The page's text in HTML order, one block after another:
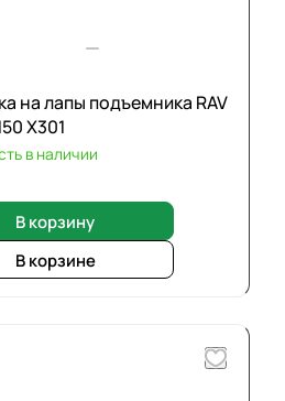
на лапы подъемника RAV
Х301
в наличии
В корзину
В корзине